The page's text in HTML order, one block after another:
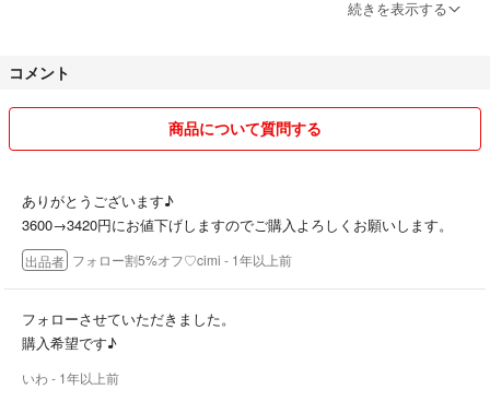
→ #ちみのワンピースコレクション
→ #ちみのニットカーディガンコレクション
0084/1030
様々なサイズ、デザイン、テイストのお洋服を扱っておりますのでぜひ
◉ 専用やお取り置きは一律でお断りしております。
また、コメントでのやり取りの最中でも先に購入された方を優先とさせ
ていただきます。
◉ 取扱商品は全て中古品です。できる限り丁寧に検品しておりますが、
商品に不備があった場合は到着後2日以内の受け取り評価の前にお伝え
続きを表示する
コメント
商品について質問する
ありがとうございます♪
3600→3420円にお値下げしますのでご購入よろしくお願いします。
出品者 フォロー割5%オフ♡cimi - 1年以上前
フォローさせていただきました。
購入希望です♪
いわ- 1年以上前